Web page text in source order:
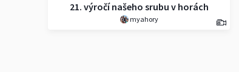
21. výročí našeho srubu v horách
myahory